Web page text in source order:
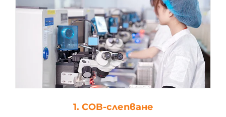
1. COB-слепване